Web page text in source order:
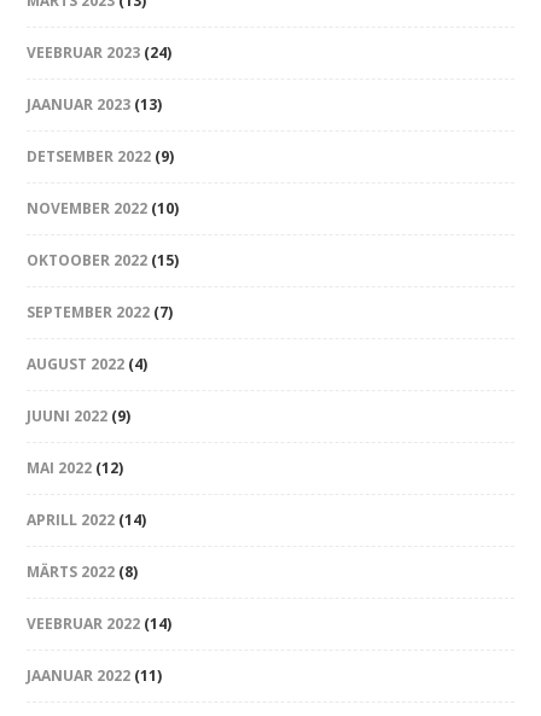
VEEBRUAR 2023 (24)
JAANUAR 2023 (13)
DETSEMBER 2022 (9)
NOVEMBER 2022 (10)
OKTOOBER 2022 (15)
SEPTEMBER 2022 (7)
AUGUST 2022 (4)
JUUNI 2022 (9)
MAI 2022 (12)
APRILL 2022 (14)
MÄRTS 2022 (8)
VEEBRUAR 2022 (14)
JAANUAR 2022 (11)